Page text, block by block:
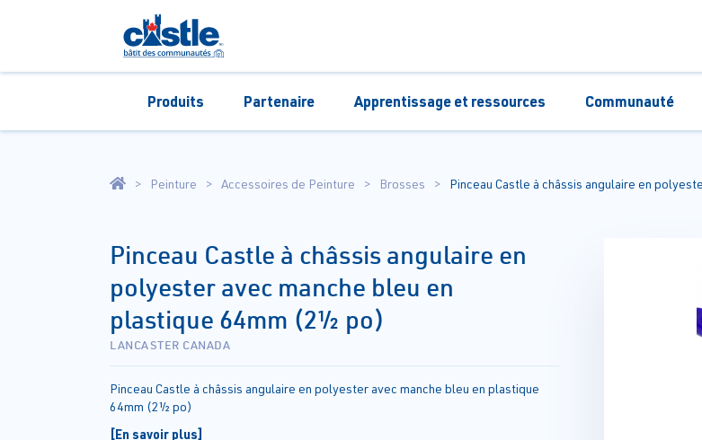
Produits Partenaire Apprentissage et ressources Communauté
Peinture Accessoires de Peinture Brosses Pinceau Castle à châssis angulaire en
Pinceau Castle à châssis angulaire en
polyester avec manche bleu en
plastique 64mm (2½ po)
LANCASTER CANADA
Pinceau Castle à châssis angulaire en polyester avec manche bleu en plastique
64mm (2½ po)
[En savoir plus]